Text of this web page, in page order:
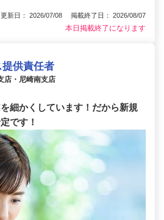
更新日： 2026/07/08 掲載終了日： 2026/08/07
本日掲載終了になります
供責任者
・尼崎南支店
細かくしています！だから新規
です！